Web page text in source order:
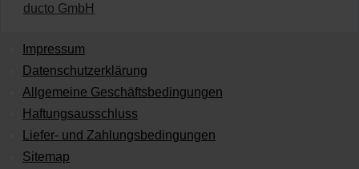
ducto GmbH
Impressum
Datenschutzerklärung
Allgemeine Geschäftsbedingungen
Haftungsausschluss
Liefer- und Zahlungsbedingungen
Sitemap